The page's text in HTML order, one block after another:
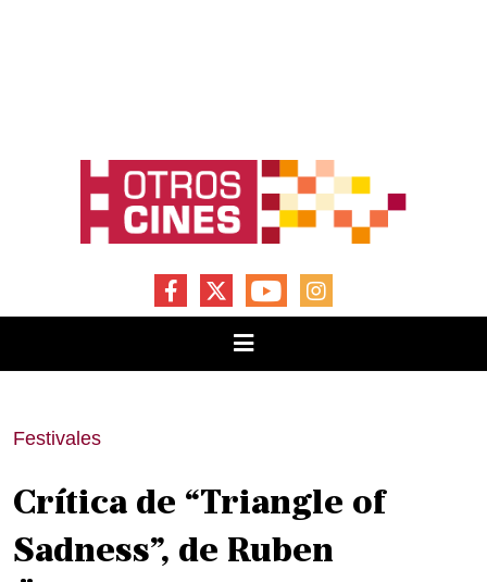
FACEBOOKYOUTUBEINSTAGRAM
Festivales
Crítica de “Triangle of
Sadness”, de Ruben